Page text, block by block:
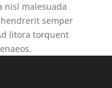
nisl malesuada
semper
litora torquent